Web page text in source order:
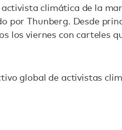
climática de la
por Thunberg. Desde
viernes con carteles
global de activistas